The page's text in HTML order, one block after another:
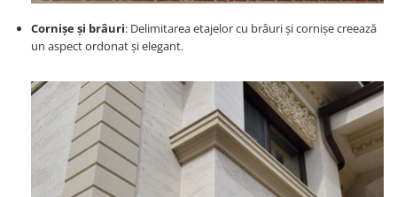
Cornișe și brâuri: Delimitarea etajelor cu brâuri și cornișe creează
un aspect ordonat și elegant.